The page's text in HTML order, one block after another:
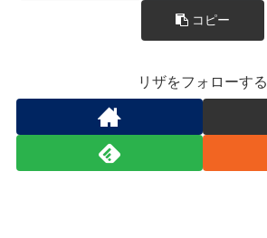
コピー
リザをフォローする